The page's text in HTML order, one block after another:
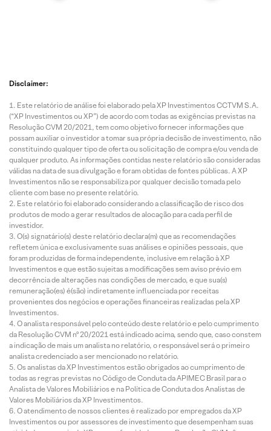
Disclaimer:
Este relatório de análise foi elaborado pela XP Investimentos CCTVM S.A.
(“XP Investimentos ou XP”) de acordo com todas as exigências previstas na
Resolução CVM 20/2021, tem como objetivo fornecer informações que
possam auxiliar o investidor a tomar sua própria decisão de investimento, não
constituindo qualquer tipo de oferta ou solicitação de compra e/ou venda de
qualquer produto. As informações contidas neste relatório são consideradas
válidas na data de sua divulgação e foram obtidas de fontes públicas. A XP
Investimentos não se responsabiliza por qualquer decisão tomada pelo
cliente com base no presente relatório.
Este relatório foi elaborado considerando a classificação de risco dos
produtos de modo a gerar resultados de alocação para cada perfil de
investidor.
O(s) signatário(s) deste relatório declara(m) que as recomendações
refletem única e exclusivamente suas análises e opiniões pessoais, que
foram produzidas de forma independente, inclusive em relação à XP
Investimentos e que estão sujeitas a modificações sem aviso prévio em
decorrência de alterações nas condições de mercado, e que sua(s)
remuneração(es) é(são) indiretamente influenciada por receitas
provenientes dos negócios e operações financeiras realizadas pela XP
Investimentos.
O analista responsável pelo conteúdo deste relatório e pelo cumprimento
da Resolução CVM nº 20/2021 está indicado acima, sendo que, caso constem
a indicação de mais um analista no relatório, o responsável será o primeiro
analista credenciado a ser mencionado no relatório.
Os analistas da XP Investimentos estão obrigados ao cumprimento de
todas as regras previstas no Código de Conduta da APIMEC Brasil para o
Analista de Valores Mobiliários e na Política de Conduta dos Analistas de
Valores Mobiliários da XP Investimentos.
O atendimento de nossos clientes é realizado por empregados da XP
Investimentos ou por assessores de investimento que desempenham suas